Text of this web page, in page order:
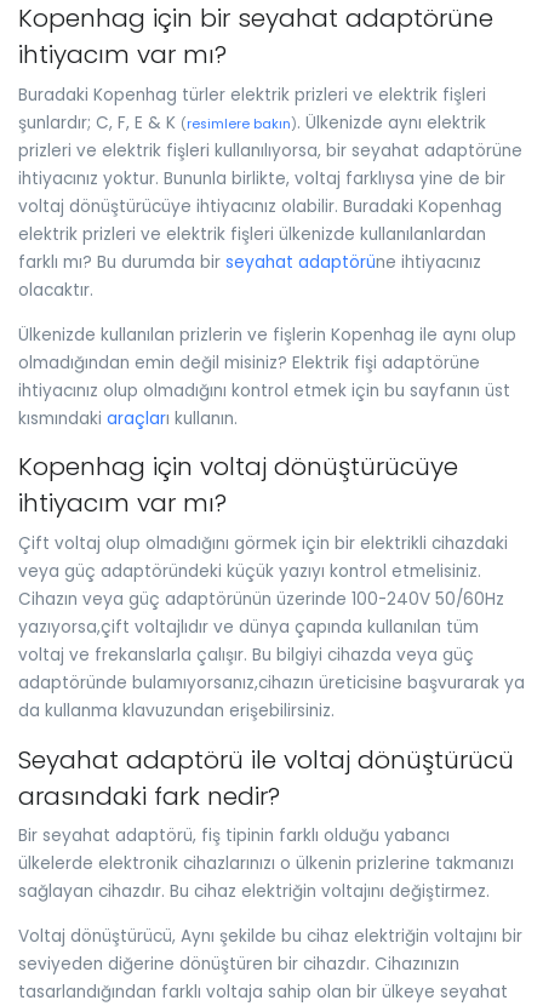
Kopenhag için bir seyahat adaptörüne
ihtiyacım var mı?
Buradaki Kopenhag türler elektrik prizleri ve elektrik fişleri
şunlardır; C, F, E & K (resimlere bakın). Ülkenizde aynı elektrik
prizleri ve elektrik fişleri kullanılıyorsa, bir seyahat adaptörüne
ihtiyacınız yoktur. Bununla birlikte, voltaj farklıysa yine de bir
voltaj dönüştürücüye ihtiyacınız olabilir. Buradaki Kopenhag
elektrik prizleri ve elektrik fişleri ülkenizde kullanılanlardan
farklı mı? Bu durumda bir seyahat adaptörüne ihtiyacınız
olacaktır.
Ülkenizde kullanılan prizlerin ve fişlerin Kopenhag ile aynı olup
olmadığından emin değil misiniz? Elektrik fişi adaptörüne
ihtiyacınız olup olmadığını kontrol etmek için bu sayfanın üst
kısmındaki araçları kullanın.
Kopenhag için voltaj dönüştürücüye
ihtiyacım var mı?
Çift voltaj olup olmadığını görmek için bir elektrikli cihazdaki
veya güç adaptöründeki küçük yazıyı kontrol etmelisiniz.
Cihazın veya güç adaptörünün üzerinde 100-240V 50/60Hz
yazıyorsa,çift voltajlıdır ve dünya çapında kullanılan tüm
voltaj ve frekanslarla çalışır. Bu bilgiyi cihazda veya güç
adaptöründe bulamıyorsanız,cihazın üreticisine başvurarak ya
da kullanma klavuzundan erişebilirsiniz.
Seyahat adaptörü ile voltaj dönüştürücü
arasındaki fark nedir?
Bir seyahat adaptörü, fiş tipinin farklı olduğu yabancı
ülkelerde elektronik cihazlarınızı o ülkenin prizlerine takmanızı
sağlayan cihazdır. Bu cihaz elektriğin voltajını değiştirmez.
Voltaj dönüştürücü, Aynı şekilde bu cihaz elektriğin voltajını bir
seviyeden diğerine dönüştüren bir cihazdır. Cihazınızın
tasarlandığından farklı voltaja sahip olan bir ülkeye seyahat